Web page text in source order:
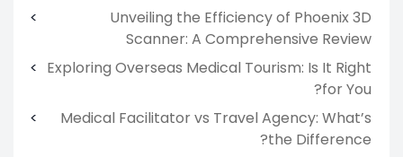
Unveiling the Efficiency of Phoenix 3D
Scanner: A Comprehensive Review
Exploring Overseas Medical Tourism: Is It Right
for You?
Medical Facilitator vs Travel Agency: What’s
the Difference?